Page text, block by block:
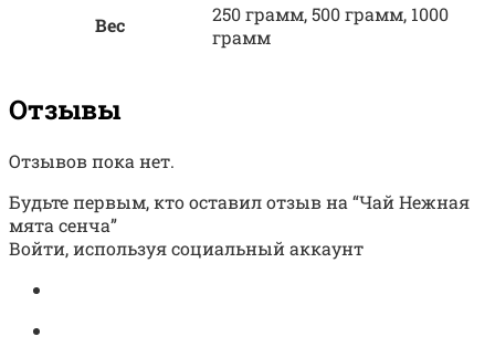
Вес
250 грамм, 500 грамм, 1000
грамм
Отзывы
Отзывов пока нет.
Будьте первым, кто оставил отзыв на “Чай Нежная
мята сенча”
Войти, используя социальный аккаунт